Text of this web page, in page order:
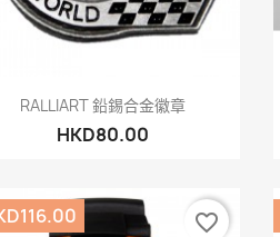
快速查看
RALLIART 鉛錫合金徽章
HKD80.00
favorite_border